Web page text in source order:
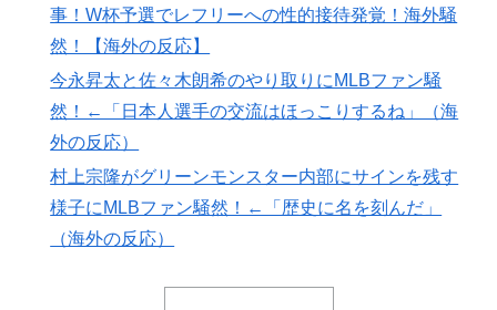
兵器が再び増え始めた世界【海外の反応・解説】
権に泣き付くも無視されて海外失笑！【海外の反応】
▶
海外「世界で日本を死守するぞ！」 日本の消防署を訪
れたちびっ子集団が世界をメロメロに
てしまったディズニー信者、帰国後『本家』に失望する
事態に
日本人「世界のみんなは普段からタコを食べてるの？」
事！W杯予選でレフリーへの性的接待発覚！海外騒
然！【海外の反応】
今永昇太と佐々木朗希のやり取りにMLBファン騒
然！←「日本人選手の交流はほっこりするね」（海
外の反応）
村上宗隆がグリーンモンスター内部にサインを残す
様子にMLBファン騒然！←「歴史に名を刻んだ」
（海外の反応）